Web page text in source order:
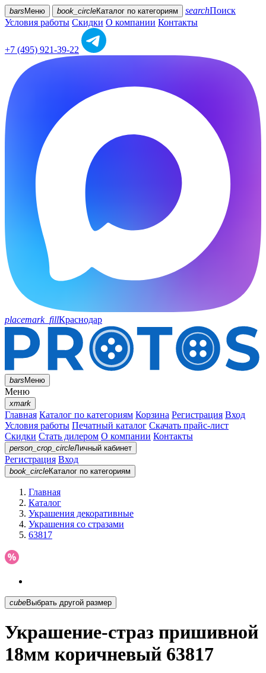
bars Меню book_circleКаталог по категориям searchПоиск
Условия работы Скидки О компании Контакты
+7 (495) 921-39-22
placemark_fillКраснодар
barsМеню
Меню
xmark
Главная Каталог по категориям Корзина Регистрация Вход
Условия работы Печатный каталог Скачать прайс-лист
Скидки Стать дилером О компании Контакты
person_crop_circleЛичный кабинет
Регистрация Вход
book_circleКаталог по категориям
Главная
Каталог
Украшения декоративные
Украшения со стразами
63817
cubeВыбрать другой размер
Украшение-страз пришивной
18мм коричневый 63817